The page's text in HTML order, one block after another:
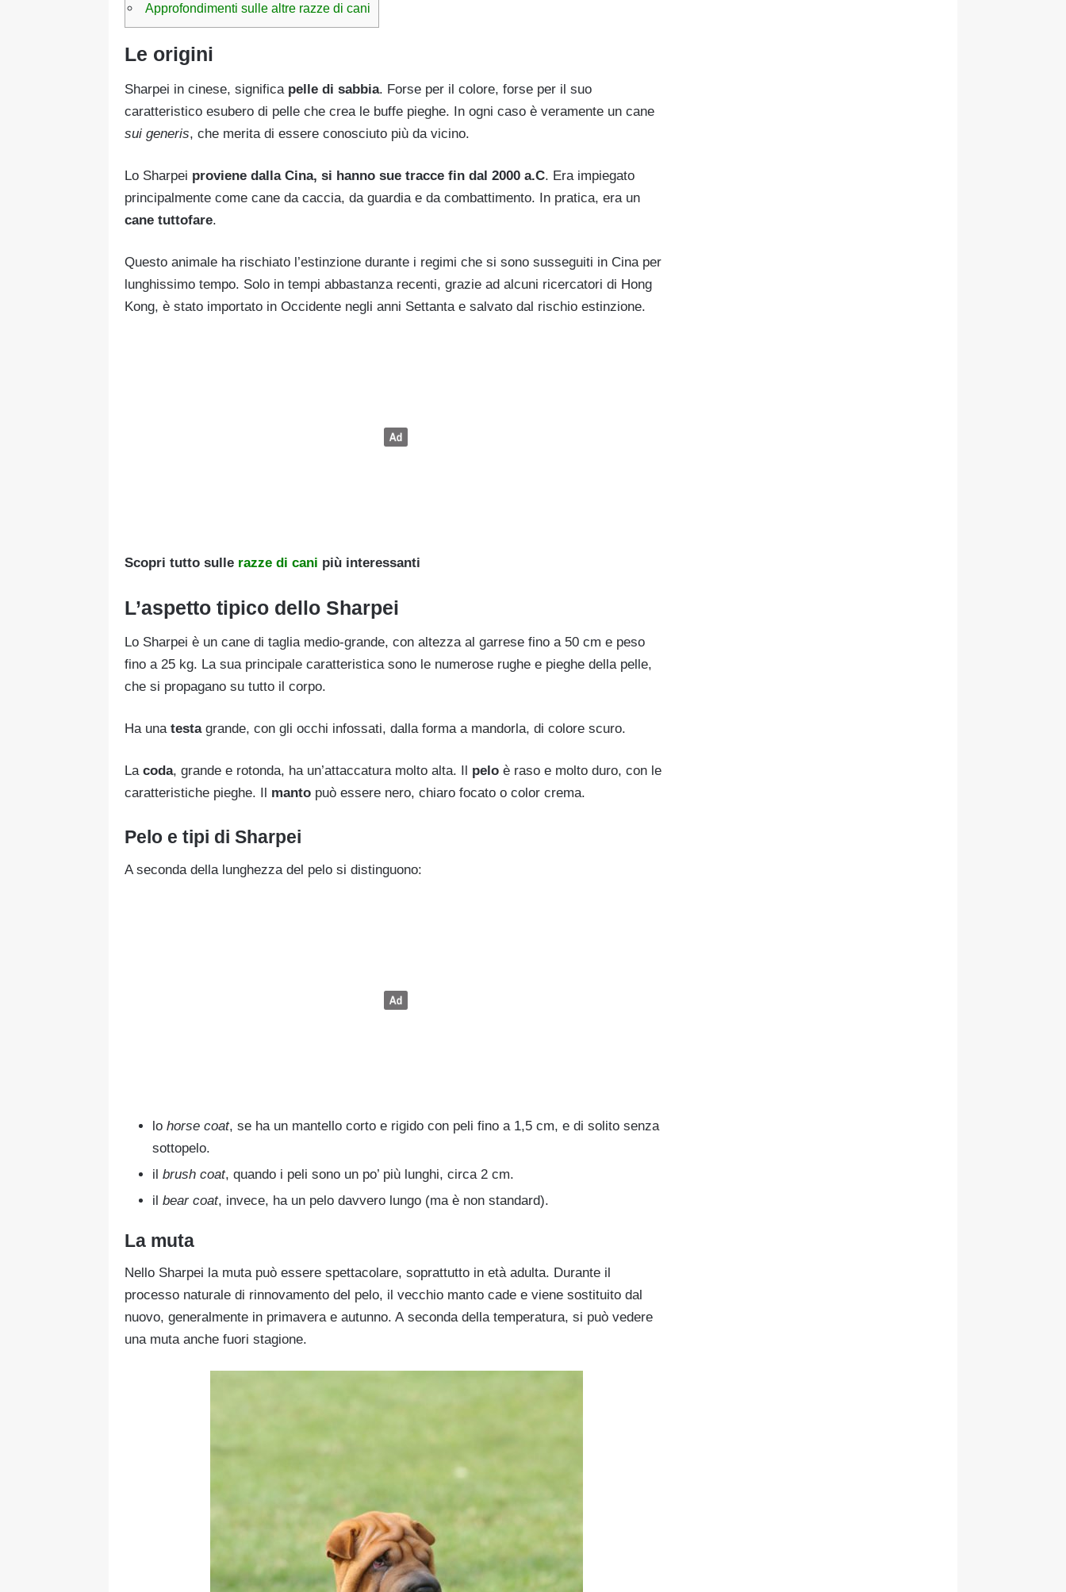
Approfondimenti sulle altre razze di cani
Le origini
Sharpei in cinese, significa pelle di sabbia. Forse per il colore, forse per il suo
caratteristico esubero di pelle che crea le buffe pieghe. In ogni caso è veramente un cane
sui generis, che merita di essere conosciuto più da vicino.
Lo Sharpei proviene dalla Cina, si hanno sue tracce fin dal 2000 a.C. Era impiegato
principalmente come cane da caccia, da guardia e da combattimento. In pratica, era un
cane tuttofare.
Questo animale ha rischiato l’estinzione durante i regimi che si sono susseguiti in Cina per
lunghissimo tempo. Solo in tempi abbastanza recenti, grazie ad alcuni ricercatori di Hong
Kong, è stato importato in Occidente negli anni Settanta e salvato dal rischio estinzione.
Scopri tutto sulle razze di cani più interessanti
L’aspetto tipico dello Sharpei
Lo Sharpei è un cane di taglia medio-grande, con altezza al garrese fino a 50 cm e peso
fino a 25 kg. La sua principale caratteristica sono le numerose rughe e pieghe della pelle,
che si propagano su tutto il corpo.
Ha una testagrande, con gli occhi infossati, dalla forma a mandorla, di colore scuro.
La coda, grande e rotonda, ha un’attaccatura molto alta. Il pelo è raso e molto duro, con le
caratteristiche pieghe. Il manto può essere nero, chiaro focato o color crema.
Pelo e tipi di Sharpei
A seconda della lunghezza del pelo si distinguono:
lo horse coat, se ha un mantello corto e rigido con peli fino a 1,5 cm, e di solito senza
sottopelo.
il brush coat, quando i peli sono un po’ più lunghi, circa 2 cm.
il bear coat, invece, ha un pelo davvero lungo (ma è non standard).
La muta
Nello Sharpei la muta può essere spettacolare, soprattutto in età adulta. Durante il
processo naturale di rinnovamento del pelo, il vecchio manto cade e viene sostituito dal
nuovo, generalmente in primavera e autunno. A seconda della temperatura, si può vedere
una muta anche fuori stagione.